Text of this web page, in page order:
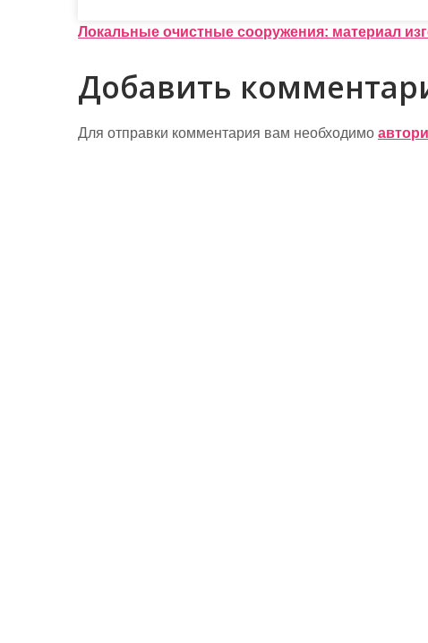
Н
а
в
и
Локальные очистные сооружения: материал
Добавить
Для отправки комментария вам необходимо